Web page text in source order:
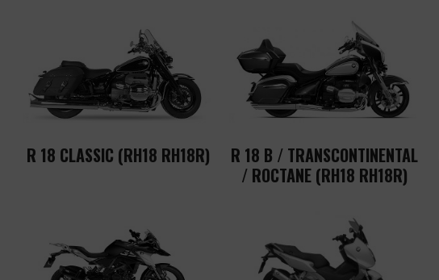
R 18 CLASSIC (RH18 RH18R)
R 18 B / TRANSCONTINENTAL
/ ROCTANE (RH18 RH18R)